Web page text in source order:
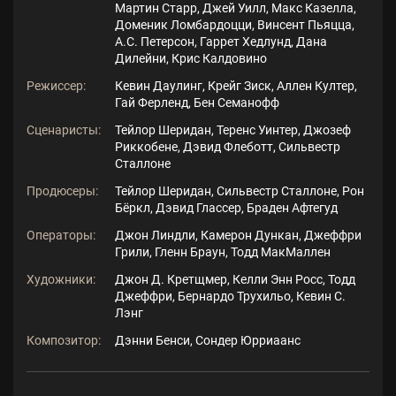
Мартин Старр, Джей Уилл, Макс Казелла,
Доменик Ломбардоцци, Винсент Пьяцца,
А.С. Петерсон, Гаррет Хедлунд, Дана
Дилейни, Крис Калдовино
Режиссер:
Кевин Даулинг, Крейг Зиск, Аллен Култер,
Гай Ферленд, Бен Семанофф
Сценаристы:
Тейлор Шеридан, Теренс Уинтер, Джозеф
Риккобене, Дэвид Флеботт, Сильвестр
Сталлоне
Продюсеры:
Тейлор Шеридан, Сильвестр Сталлоне, Рон
Бёркл, Дэвид Глассер, Браден Афтегуд
Операторы:
Джон Линдли, Камерон Дункан, Джеффри
Грили, Гленн Браун, Тодд МакМаллен
Художники:
Джон Д. Кретщмер, Келли Энн Росс, Тодд
Джеффри, Бернардо Трухильо, Кевин С.
Лэнг
Композитор:
Дэнни Бенси, Сондер Юрриаанс